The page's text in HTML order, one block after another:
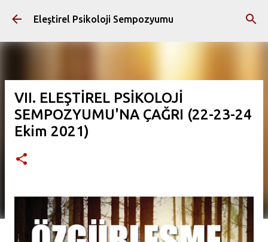
Ana içeriğe atla
Eleştirel Psikoloji Sempozyumu
VII. ELEŞTİREL PSİKOLOJİ
SEMPOZYUMU'NA ÇAĞRI (22-23-24
Ekim 2021)